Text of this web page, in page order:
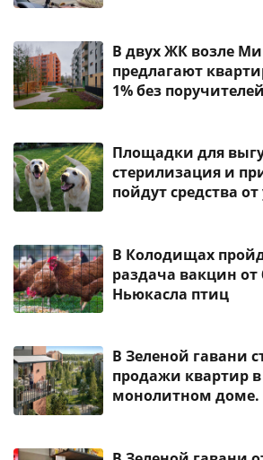
В двух ЖК возле
предлагают
1% без поручителей
Площадки для
стерилизация и
пойдут средства
В Колодищах
раздача вакцин от
Ньюкасла птиц
В Зеленой гавани
продажи квартир
монолитном